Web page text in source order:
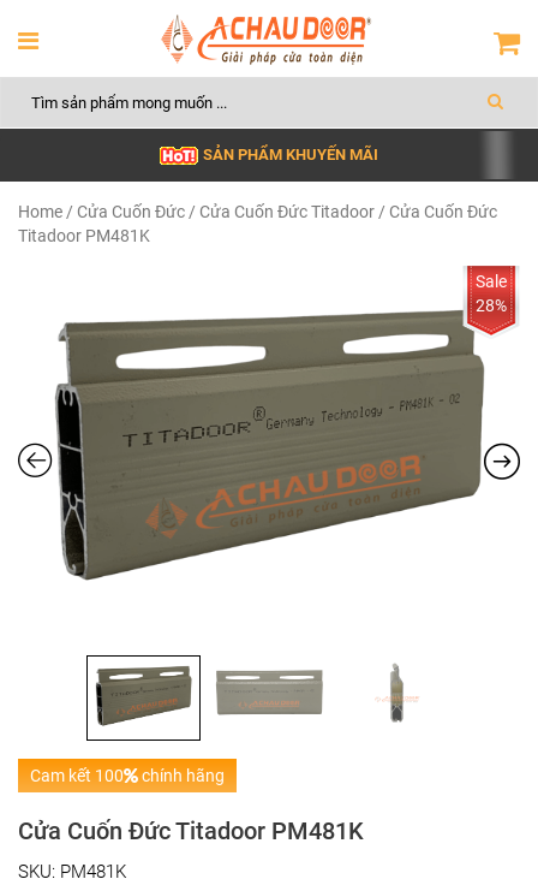
SẢN PHẨM KHUYẾN MÃI
Home / Cửa Cuốn Đức / Cửa Cuốn Đức Titadoor / Cửa Cuốn Đức
Titadoor PM481K
28%
Cam kết 100 chính hãng
Cửa Cuốn Đức Titadoor PM481K
SKU: PM481K